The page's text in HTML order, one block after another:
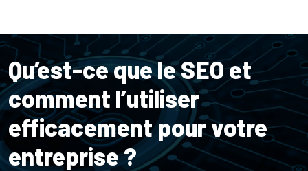
Qu’est-ce que le SEO et
comment l’utiliser
efficacement pour votre
entreprise ?